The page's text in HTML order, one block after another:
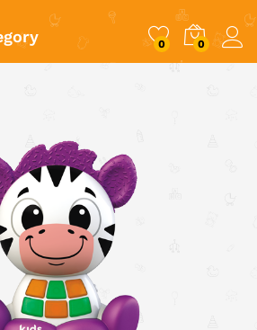
0 0